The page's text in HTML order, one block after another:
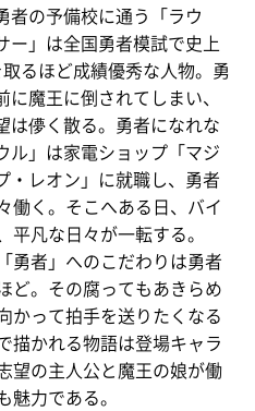
者の予備校に通う「ラウ
ー」は全国勇者模試で史上
るほど成績優秀な人物。勇
に魔王に倒されてしまい、
は儚く散る。勇者になれな
ル」は家電ショップ「マジ
・レオン」に就職し、勇者
働く。そこへある日、バイ
平凡な日々が一転する。
勇者」へのこだわりは勇者
ど。その腐ってもあきらめ
かって拍手を送りたくなる
描かれる物語は登場キャラ
望の主人公と魔王の娘が働
魅力である。